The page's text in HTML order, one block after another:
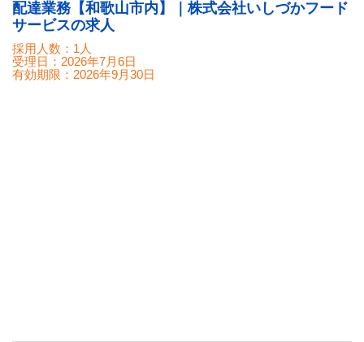
配達業務【和歌山市内】｜株式会社いしづかフード
サービスの求人
採用人数：1人
受理日： 2026年7月6日
有効期限： 2026年9月30日